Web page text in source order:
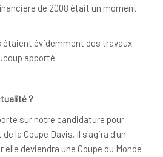
de 2008 était un moment
étaient évidemment des travaux
apporté.
?
sur notre candidature pour
la Coupe Davis. Il s'agira d'un
deviendra une Coupe du Monde